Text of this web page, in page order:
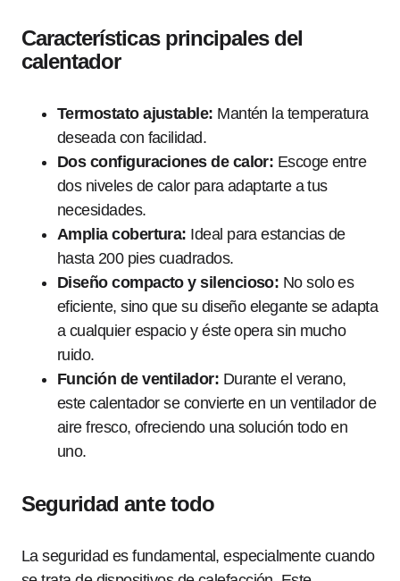
Características principales del
calentador
Termostato ajustable: Mantén la temperatura
deseada con facilidad.
Dos configuraciones de calor: Escoge entre
dos niveles de calor para adaptarte a tus
necesidades.
Amplia cobertura: Ideal para estancias de
hasta 200 pies cuadrados.
Diseño compacto y silencioso: No solo es
eficiente, sino que su diseño elegante se adapta
a cualquier espacio y éste opera sin mucho
ruido.
Función de ventilador: Durante el verano,
este calentador se convierte en un ventilador de
aire fresco, ofreciendo una solución todo en
uno.
Seguridad ante todo
La seguridad es fundamental, especialmente cuando